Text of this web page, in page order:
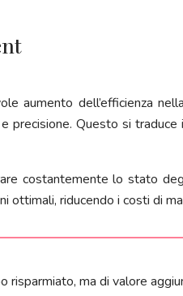
dell’efficienza
Questo si
costantemente lo stato
riducendo i costi di
risparmiato, ma di valore